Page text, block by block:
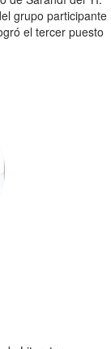
grupo participante
el tercer puesto